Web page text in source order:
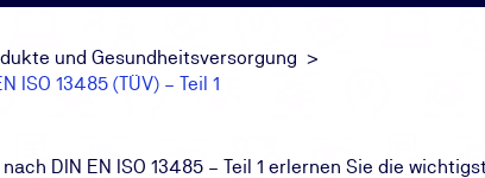
und Gesundheitsversorgung
ISO 13485 (TÜV) – Teil 1
DIN EN ISO 13485 – Teil 1 erlernen Sie die